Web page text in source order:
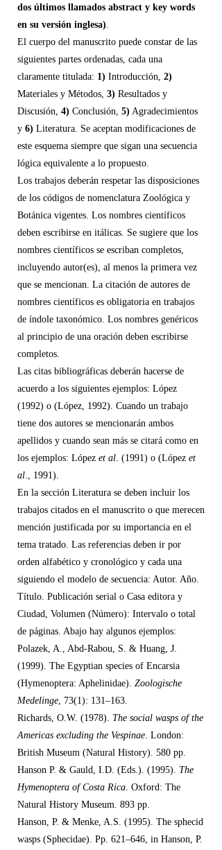
dos últimos llamados abstract y key words
en su versión inglesa).
El cuerpo del manuscrito puede constar de las
siguientes partes ordenadas, cada una
claramente titulada: 1) Introducción, 2)
Materiales y Métodos, 3) Resultados y
Discusión, 4) Conclusión, 5) Agradecimientos
y 6) Literatura. Se aceptan modificaciones de
este esquema siempre que sigan una secuencia
lógica equivalente a lo propuesto.
Los trabajos deberán respetar las disposiciones
de los códigos de nomenclatura Zoológica y
Botánica vigentes. Los nombres científicos
deben escribirse en itálicas. Se sugiere que los
nombres científicos se escriban completos,
incluyendo autor(es), al menos la primera vez
que se mencionan. La citación de autores de
nombres científicos es obligatoria en trabajos
de índole taxonómico. Los nombres genéricos
al principio de una oración deben escribirse
completos.
Las citas bibliográficas deberán hacerse de
acuerdo a los siguientes ejemplos: López
(1992) o (López, 1992). Cuando un trabajo
tiene dos autores se mencionarán ambos
apellidos y cuando sean más se citará como en
los ejemplos: López et al. (1991) o (López et
al., 1991).
En la sección Literatura se deben incluir los
trabajos citados en el manuscrito o que merecen
mención justificada por su importancia en el
tema tratado. Las referencias deben ir por
orden alfabético y cronológico y cada una
siguiendo el modelo de secuencia: Autor. Año.
Título. Publicación serial o Casa editora y
Ciudad, Volumen (Número): Intervalo o total
de páginas. Abajo hay algunos ejemplos:
Polazek, A., Abd-Rabou, S. & Huang, J.
(1999). The Egyptian species of Encarsia
(Hymenoptera: Aphelinidae). Zoologische
Medelinge, 73(1): 131–163.
Richards, O.W. (1978). The social wasps of the
Americas excluding the Vespinae. London:
British Museum (Natural History). 580 pp.
Hanson P. & Gauld, I.D. (Eds.). (1995). The
Hymenoptera of Costa Rica. Oxford: The
Natural History Museum. 893 pp.
Hanson, P. & Menke, A.S. (1995). The sphecid
wasps (Sphecidae). Pp. 621–646, in Hanson, P.